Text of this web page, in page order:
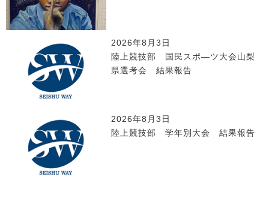
2026年8月3日
陸上競技部 国民スポ―ツ大会山梨
県選考会 結果報告
2026年8月3日
陸上競技部 学年別大会 結果報告